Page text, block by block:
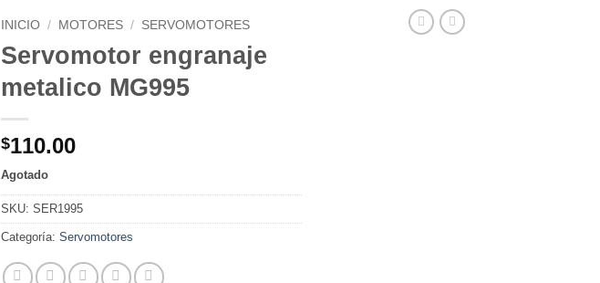
INICIO / MOTORES / SERVOMOTORES
Servomotor engranaje
metalico MG995
$110.00
Agotado
SKU: SER1995
Categoría: Servomotores